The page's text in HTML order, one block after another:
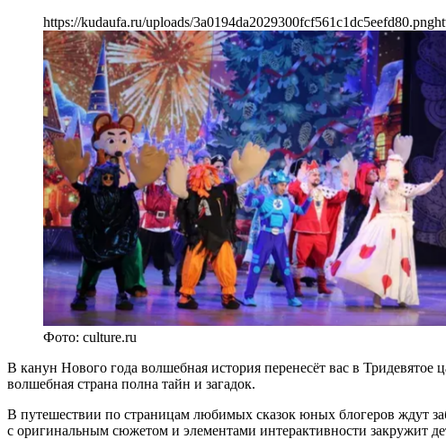
https://kudaufa.ru/uploads/3a0194da2029300fcf561c1dc5eefd80.png
Фото: culture.ru
В канун Нового года волшебная история перенесёт вас в
волшебная страна полна тайн и загадок.
В путешествии по страницам любимых сказок юных блогеров ждут
с оригинальным сюжетом и элементами интерактивности закружит